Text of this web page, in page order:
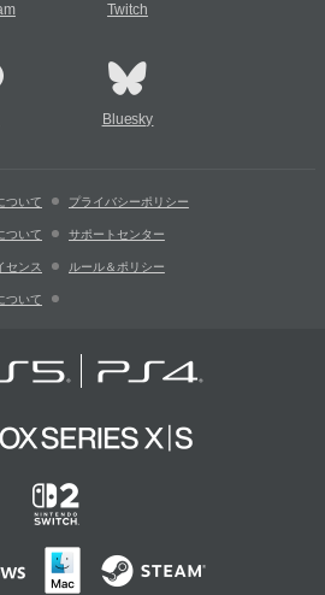
Twitch
Bluesky
ついて プライバシーポリシー
ついて サポートセンター
センス ルール＆ポリシー
ついて